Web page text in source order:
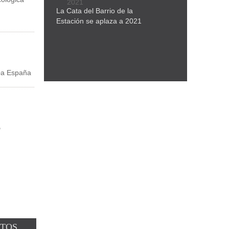
España
La Cata del Barrio de la
Estación se aplaza a 2021